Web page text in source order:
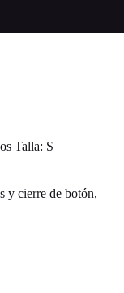
Talla: S
y cierre de botón,